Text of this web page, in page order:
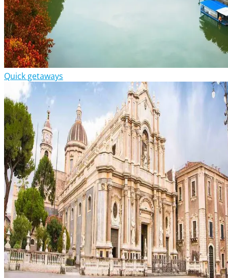
Quick getaways